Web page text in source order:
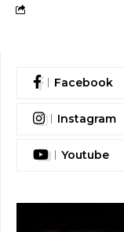
Facebook
Instagram
Youtube